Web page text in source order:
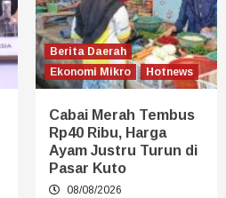
Berita Daerah
Ekonomi Mikro
Hotnews
Cabai Merah Tembus
Rp40 Ribu, Harga
Ayam Justru Turun di
Pasar Kuto
08/08/2026